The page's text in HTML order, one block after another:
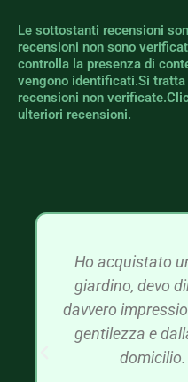
Le sottostanti recensioni
recensioni non sono
controlla la presenza di
vengono identificati.Si
recensioni non
ulteriori recensioni.
Ho acquistato
giardino, devo
davvero
gentilezza e